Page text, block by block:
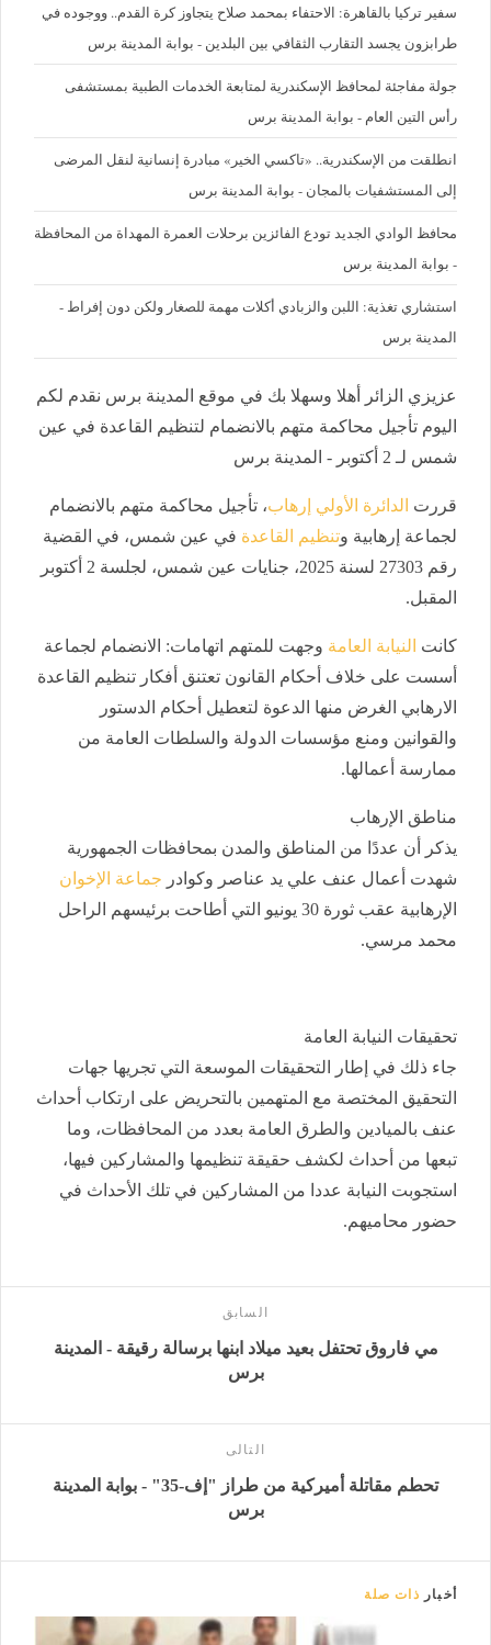
سفير تركيا بالقاهرة: الاحتفاء بمحمد صلاح يتجاوز كرة القدم.. ووجوده في
طرابزون يجسد التقارب الثقافي بين البلدين - بوابة المدينة برس
جولة مفاجئة لمحافظ الإسكندرية لمتابعة الخدمات الطبية بمستشفى
رأس التين العام - بوابة المدينة برس
انطلقت من الإسكندرية.. «تاكسي الخير» مبادرة إنسانية لنقل المرضى
إلى المستشفيات بالمجان - بوابة المدينة برس
محافظ الوادي الجديد تودع الفائزين برحلات العمرة المهداة من المحافظة
- بوابة المدينة برس
استشاري تغذية: اللبن والزبادي أكلات مهمة للصغار ولكن دون إفراط -
المدينة برس
عزيزي الزائر أهلا وسهلا بك في موقع المدينة برس نقدم لكم
اليوم تأجيل محاكمة متهم بالانضمام لتنظيم القاعدة في عين
شمس لـ 2 أكتوبر - المدينة برس
قررت الدائرة الأولي إرهاب، تأجيل محاكمة متهم بالانضمام
لجماعة إرهابية وتنظيم القاعدة في عين شمس، في القضية
رقم 27303 لسنة 2025، جنايات عين شمس، لجلسة 2 أكتوبر
المقبل.
كانت النيابة العامة وجهت للمتهم اتهامات: الانضمام لجماعة
أسست على خلاف أحكام القانون تعتنق أفكار تنظيم القاعدة
الارهابي الغرض منها الدعوة لتعطيل أحكام الدستور
والقوانين ومنع مؤسسات الدولة والسلطات العامة من
ممارسة أعمالها.
مناطق الإرهاب
يذكر أن عددًا من المناطق والمدن بمحافظات الجمهورية
شهدت أعمال عنف علي يد عناصر وكوادر جماعة الإخوان
الإرهابية عقب ثورة 30 يونيو التي أطاحت برئيسهم الراحل
محمد مرسي.
تحقيقات النيابة العامة
جاء ذلك في إطار التحقيقات الموسعة التي تجريها جهات
التحقيق المختصة مع المتهمين بالتحريض على ارتكاب أحداث
عنف بالميادين والطرق العامة بعدد من المحافظات، وما
تبعها من أحداث لكشف حقيقة تنظيمها والمشاركين فيها،
استجوبت النيابة عددا من المشاركين في تلك الأحداث في
حضور محاميهم.
السابق
مي فاروق تحتفل بعيد ميلاد ابنها برسالة رقيقة - المدينة
برس
التالى
تحطم مقاتلة أميركية من طراز "إف-35" - بوابة المدينة
برس
أخبار ذات صلة